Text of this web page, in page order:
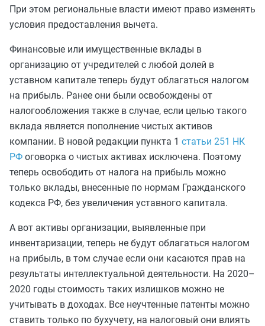
При этом региональные власти имеют право изменять
условия предоставления вычета.
Финансовые или имущественные вклады в
организацию от учредителей с любой долей в
уставном капитале теперь будут облагаться налогом
на прибыль. Ранее они были освобождены от
налогообложения также в случае, если целью такого
вклада является пополнение чистых активов
компании. В новой редакции пункта 1 статьи 251 НК
РФ оговорка о чистых активах исключена. Поэтому
теперь освободить от налога на прибыль можно
только вклады, внесенные по нормам Гражданского
кодекса РФ, без увеличения уставного капитала.
А вот активы организации, выявленные при
инвентаризации, теперь не будут облагаться налогом
на прибыль, в том случае если они касаются прав на
результаты интеллектуальной деятельности. На 2020–
2020 годы стоимость таких излишков можно не
учитывать в доходах. Все неучтенные патенты можно
ставить только по бухучету, на налоговый они влиять